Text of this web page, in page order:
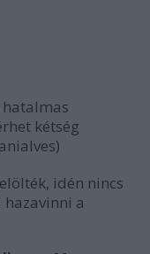
kétség
idén nincs
a